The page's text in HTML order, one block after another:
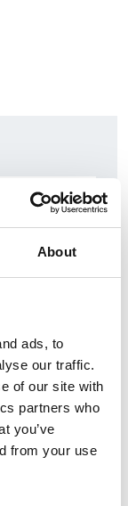
About
ads, to
our traffic.
of our site with
partners who
you’ve
from your use
la